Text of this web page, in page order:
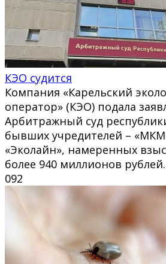
КЭО судится
Компания «Карельский
оператор» (КЭО) подала
Арбитражный суд
бывших учредителей –
«Эколайн», намеренных
более 940 миллионов рублей.
092